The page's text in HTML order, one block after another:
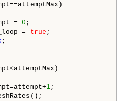
= 0
= true
1